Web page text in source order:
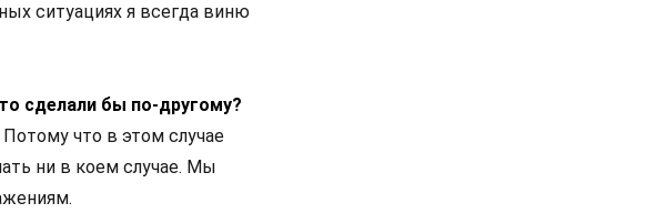
ситуациях я всегда виню
сделали бы по-другому?
что в этом случае
ни в коем случае. Мы